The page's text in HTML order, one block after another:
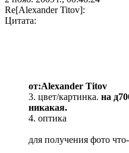
Re[Alexander Titov]:
Цитата:
от:Alexander Titov
3. цвет/картинка. на
никакая.
4. оптика
для получения фото